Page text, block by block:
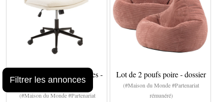
Chaise de bureau à roulettes -
dossier
(#Maison du Monde #Partenariat
Lot de 2 poufs poire - dossier
(#Maison du Monde #Partenariat
rémunéré)
Filtrer les annonces